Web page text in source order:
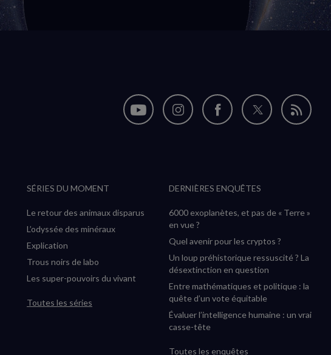
Nous
(nouvelle
fenêtre)
Nous
(nouvelle
fenêtre)
Nous
(nouvelle
fenêtre)
Nous
(nouvelle
fenêtre)
Flux
SÉRIES DU MOMENT
Le retour des animaux disparus
L’odyssée des minéraux
Explication
Trous noirs de labo
Les super-pouvoirs du vivant
Toutes les séries
DERNIÈRES ENQUÊTES
6000 exoplanètes, et pas de « Terre »
en vue ?
Quel avenir pour les cryptos ?
Un loup préhistorique ressuscité ? La
désextinction en question
Entre mathématiques et politique : la
quête d’un vote équitable
Évaluer l’intelligence humaine : un vrai
casse-tête
Toutes les enquêtes